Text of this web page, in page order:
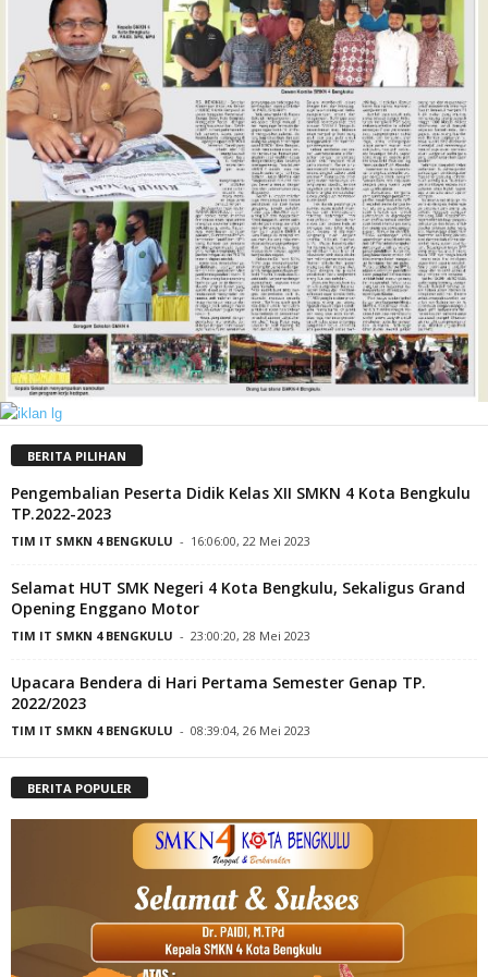
BERITA PILIHAN
Pengembalian Peserta Didik Kelas XII SMKN 4 Kota Bengkulu
TP.2022-2023
TIM IT SMKN 4 BENGKULU - 16:06:00, 22 Mei 2023
Selamat HUT SMK Negeri 4 Kota Bengkulu, Sekaligus Grand
Opening Enggano Motor
TIM IT SMKN 4 BENGKULU - 23:00:20, 28 Mei 2023
Upacara Bendera di Hari Pertama Semester Genap TP.
2022/2023
TIM IT SMKN 4 BENGKULU - 08:39:04, 26 Mei 2023
BERITA POPULER